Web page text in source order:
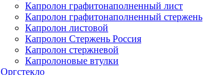
Капролон графитонаполненный лист
Капролон графитонаполненный стержень
Капролон листовой
Капролон Стержень Россия
Капролон стержневой
Капролоновые втулки
Оргстекло